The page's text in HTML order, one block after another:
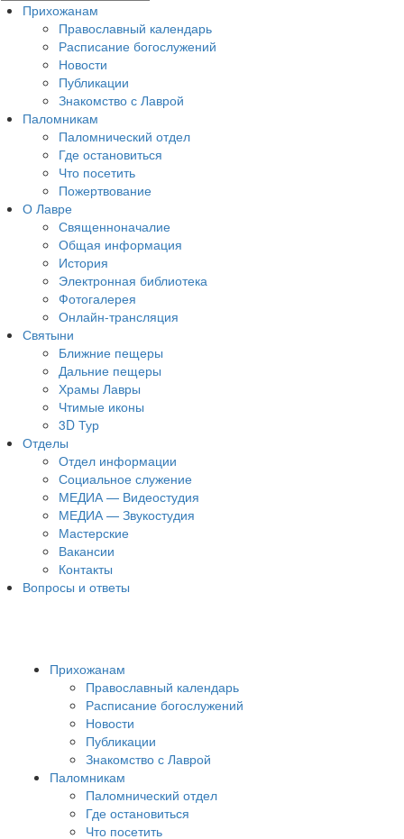
Прихожанам
Православный календарь
Расписание богослужений
Новости
Публикации
Знакомство с Лаврой
Паломникам
Паломнический отдел
Где остановиться
Что посетить
Пожертвование
О Лавре
Священноначалие
Общая информация
История
Электронная библиотека
Фотогалерея
Онлайн-трансляция
Святыни
Ближние пещеры
Дальние пещеры
Храмы Лавры
Чтимые иконы
3D Тур
Отделы
Отдел информации
Социальное служение
МЕДИА — Видеостудия
МЕДИА — Звукостудия
Мастерские
Вакансии
Контакты
Вопросы и ответы
Прихожанам
Православный календарь
Расписание богослужений
Новости
Публикации
Знакомство с Лаврой
Паломникам
Паломнический отдел
Где остановиться
Что посетить